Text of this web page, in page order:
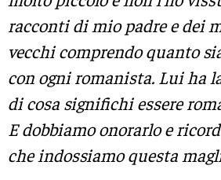
racconti di mio padre e dei
vecchi comprendo quanto
con ogni romanista. Lui ha
di cosa significhi essere
E dobbiamo onorarlo e
che indossiamo questa